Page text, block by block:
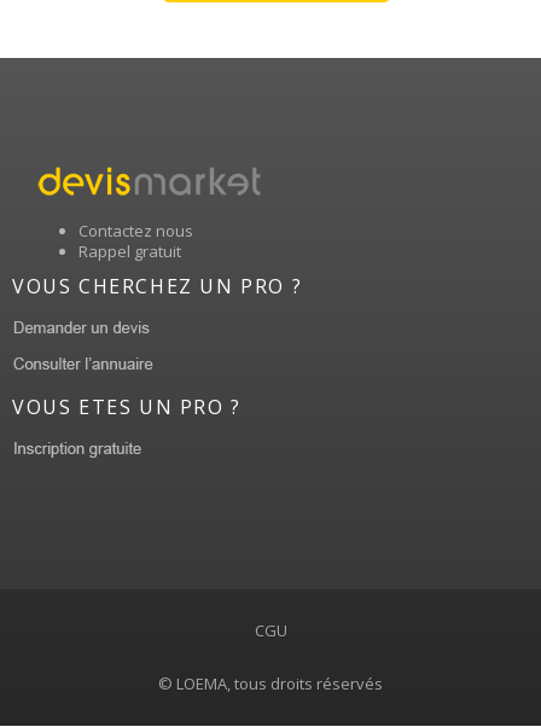
Contactez nous
Rappel gratuit
VOUS CHERCHEZ UN PRO ?
VOUS ETES UN PRO ?
CGU
© LOEMA, tous droits réservés